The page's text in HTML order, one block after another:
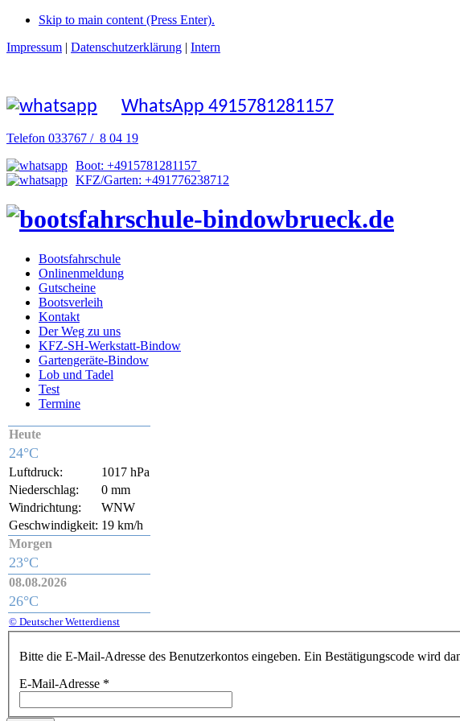
Skip to main content (Press Enter).
Impressum | Datenschutzerklärung | Intern
WhatsApp 4915781281157
Telefon 033767 / 8 04 19
Boot: +4915781281157
KFZ/Garten: +491776238712
Bootsfahrschule
Onlinenmeldung
Gutscheine
Bootsverleih
Kontakt
Der Weg zu uns
KFZ-SH-Werkstatt-Bindow
Gartengeräte-Bindow
Lob und Tadel
Test
Termine
Heute
24°C
Luftdruck:
1017 hPa
Niederschlag:
0 mm
Windrichtung:
WNW
Geschwindigkeit: 19 km/h
Morgen
23°C
08.08.2026
26°C
© Deutscher Wetterdienst
Bitte die E-Mail-Adresse des Benutzerkontos eingeben. Ein Bestätigungscode wird
E-Mail-Adresse *